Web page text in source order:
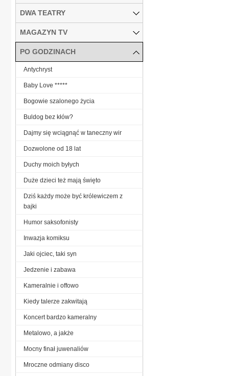
DWA TEATRY
MAGAZYN TV
PO GODZINACH
Antychryst
Baby Love *****
Bogowie szalonego życia
Buldog bez kłów?
Dajmy się wciągnąć w taneczny wir
Dozwolone od 18 lat
Duchy moich byłych
Duże dzieci też mają święto
Dziś każdy może być królewiczem z
bajki
Humor saksofonisty
Inwazja komiksu
Jaki ojciec, taki syn
Jedzenie i zabawa
Kameralnie i offowo
Kiedy talerze zakwitają
Koncert bardzo kameralny
Metalowo, a jakże
Mocny finał juwenaliów
Mroczne odmiany disco